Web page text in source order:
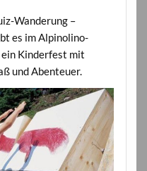
Wanderung –
es im Alpinolino-
Kinderfest mit
und Abenteuer.